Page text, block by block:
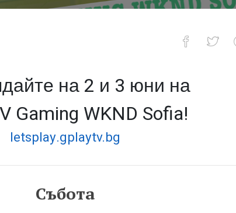
WKND Sofia!
на 2 и 3 юни на
Gaming WKND Sofia!
letsplay.gplaytv.bg
Събота